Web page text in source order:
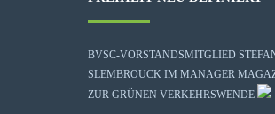
BVSC-VORSTANDSMITGLIED
SLEMBROUCK IM MANAGER
ZUR GRÜNEN VERKEHRSWENDE